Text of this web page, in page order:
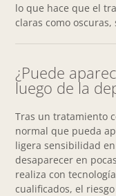
lo que hace que el
claras como
¿Puede
luego de la
Tras un tratamiento
normal que pueda
ligera sensibilidad
desaparecer en
realiza con
cualificados, el